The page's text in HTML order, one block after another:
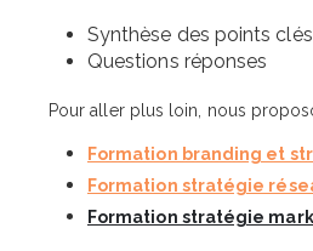
Synthèse des points
Questions réponses
Pour aller plus loin, nous
Formation branding et
Formation stratégie
Formation stratégie